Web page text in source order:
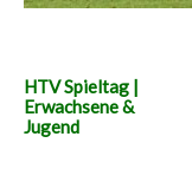
HTV Spieltag |
Erwachsene &
Jugend